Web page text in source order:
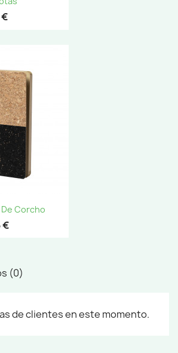
€
Corcho
€
(0)
de clientes en este momento.